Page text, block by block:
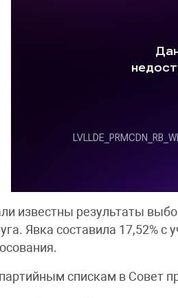
известны результаты
Явка составила 17,52%
спискам в Совет